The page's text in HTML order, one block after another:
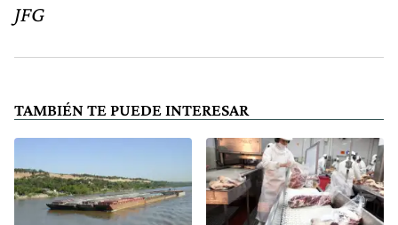
JFG
TAMBIÉN TE PUEDE INTERESAR